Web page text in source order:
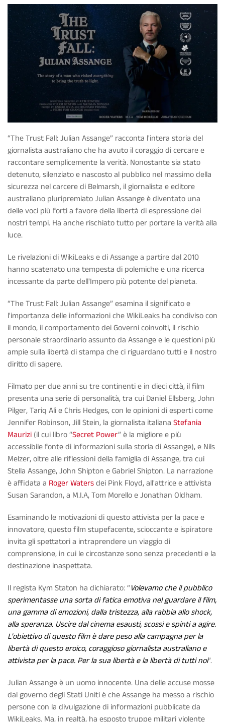
“The Trust Fall: Julian Assange” racconta l'intera storia del
giornalista australiano che ha avuto il coraggio di cercare e
raccontare semplicemente la verità. Nonostante sia stato
detenuto, silenziato e nascosto al pubblico nel massimo della
sicurezza nel carcere di Belmarsh, il giornalista e editore
australiano pluripremiato Julian Assange è diventato una
delle voci più forti a favore della libertà di espressione dei
nostri tempi. Ha anche rischiato tutto per portare la verità alla
luce.
Le rivelazioni di WikiLeaks e di Assange a partire dal 2010
hanno scatenato una tempesta di polemiche e una ricerca
incessante da parte dell'Impero più potente del pianeta.
“The Trust Fall: Julian Assange” esamina il significato e
l'importanza delle informazioni che WikiLeaks ha condiviso con
il mondo, il comportamento dei Governi coinvolti, il rischio
personale straordinario assunto da Assange e le questioni più
ampie sulla libertà di stampa che ci riguardano tutti e il nostro
diritto di sapere.
Filmato per due anni su tre continenti e in dieci città, il film
presenta una serie di personalità, tra cui Daniel Ellsberg, John
Pilger, Tariq Ali e Chris Hedges, con le opinioni di esperti come
Jennifer Robinson, Jill Stein, la giornalista italiana Stefania
Maurizi (il cui libro “Secret Power” è la migliore e più
accessibile fonte di informazioni sulla storia di Assange), e Nils
Melzer, oltre alle riflessioni della famiglia di Assange, tra cui
Stella Assange, John Shipton e Gabriel Shipton. La narrazione
è affidata a Roger Watersdei Pink Floyd, all'attrice e attivista
Susan Sarandon, a M.I.A, Tom Morello e Jonathan Oldham.
Esaminando le motivazioni di questo attivista per la pace e
innovatore, questo film stupefacente, scioccante e ispiratore
invita gli spettatori a intraprendere un viaggio di
comprensione, in cui le circostanze sono senza precedenti e la
destinazione inaspettata.
Il regista Kym Staton ha dichiarato: “Volevamo che il pubblico
sperimentasse una sorta di fatica emotiva nel guardare il film,
una gamma di emozioni, dalla tristezza, alla rabbia allo shock,
alla speranza. Uscire dal cinema esausti, scossi e spinti a agire.
L'obiettivo di questo film è dare peso alla campagna per la
libertà di questo eroico, coraggioso giornalista australiano e
attivista per la pace. Per la sua libertà e la libertà di tutti noi”.
Julian Assange è un uomo innocente. Una delle accuse mosse
dal governo degli Stati Uniti è che Assange ha messo a rischio
persone con la divulgazione di informazioni pubblicate da
WikiLeaks. Ma, in realtà, ha esposto truppe militari violente